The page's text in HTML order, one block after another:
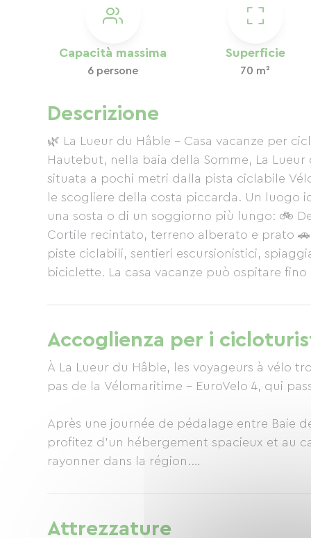
Capacità massima
6 persone
Superficie
70 m²
Descrizione
🌿 La Lueur du Hâble – Casa vacanze per
Hautebut, nella baia della Somme, La
situata a pochi metri dalla pista ciclabile
le scogliere della costa piccarda. Un luogo
una sosta o di un soggiorno più lungo: 🚲
Cortile recintato, terreno alberato e prato
piste ciclabili, sentieri escursionistici,
biciclette. La casa vacanze può ospitare
locali a tariffe preferenziali. 📩 Contattaci
bicicletta nella Baia della Somme.
Accoglienza per i
À La Lueur du Hâble, les voyageurs à vélo
pas de la Vélomaritime – EuroVelo 4, qui
Après une journée de pédalage entre Baie
profitez d’un hébergement spacieux et au
rayonner dans la région.
Attrezzature